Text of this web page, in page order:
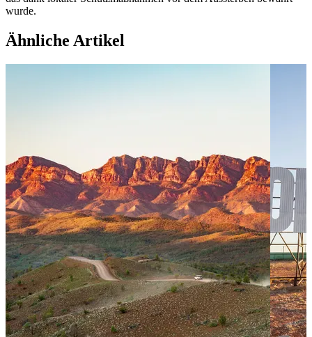
wurde.
Ähnliche Artikel